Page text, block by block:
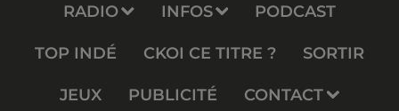
RADIO INFOS PODCAST
TOP INDÉ CKOI CE TITRE ? SORTIR
JEUX PUBLICITÉ CONTACT